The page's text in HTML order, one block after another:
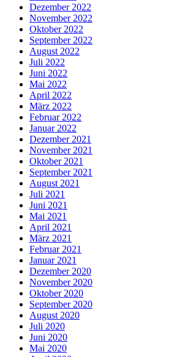
Dezember 2022
November 2022
Oktober 2022
September 2022
August 2022
Juli 2022
Juni 2022
Mai 2022
April 2022
März 2022
Februar 2022
Januar 2022
Dezember 2021
November 2021
Oktober 2021
September 2021
August 2021
Juli 2021
Juni 2021
Mai 2021
April 2021
März 2021
Februar 2021
Januar 2021
Dezember 2020
November 2020
Oktober 2020
September 2020
August 2020
Juli 2020
Juni 2020
Mai 2020